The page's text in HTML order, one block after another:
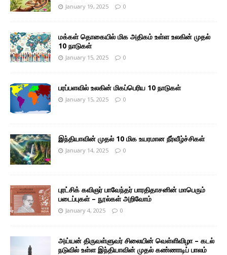
January 19, 2025 0
மக்கள் தொகையில் மிக அதிகம் உள்ள உலகின் முதல்
10 நாடுகள்
January 15, 2025 0
பரப்பளவில் உலகின் மிகப்பெரிய 10 நாடுகள்
January 15, 2025 0
இந்தியாவின் முதல் 10 மிக உயரமான நீர்வீழ்ச்சிகள்
January 14, 2025 0
புரட்சிக் கவிஞர் பாவேந்தர் பாரதிதாசனின் மாபெரும்
படைப்புகள் – நூல்கள் அறிவோம்
January 4, 2025 0
அய்யன் திருவள்ளுவர் சிலையின் வெள்ளிவிழா – கடல்
நடுவில் உள்ள இந்தியாவின் முதல் கண்ணாடிப் பாலம்